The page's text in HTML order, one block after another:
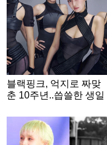
블랙핑크, 억지로 짜맞
춘 10주년..씁쓸한 생일